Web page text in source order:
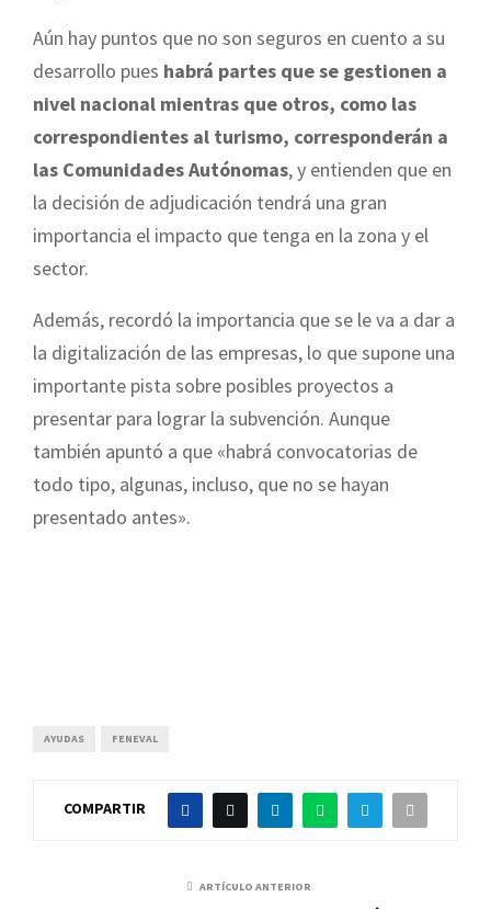
Aún hay puntos que no son seguros en cuento a su
desarrollo pues habrá partes que se gestionen a
nivel nacional mientras que otros, como las
correspondientes al turismo, corresponderán a
las Comunidades Autónomas, y entienden que en
la decisión de adjudicación tendrá una gran
importancia el impacto que tenga en la zona y el
sector.
Además, recordó la importancia que se le va a dar a
la digitalización de las empresas, lo que supone una
importante pista sobre posibles proyectos a
presentar para lograr la subvención. Aunque
también apuntó a que «habrá convocatorias de
todo tipo, algunas, incluso, que no se hayan
presentado antes».
AYUDAS FENEVAL
COMPARTIR
ARTÍCULO ANTERIOR